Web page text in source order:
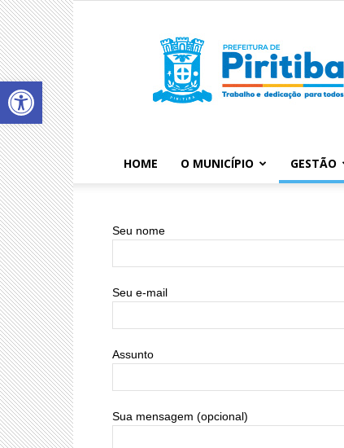
Abrir a barra de ferramentas
HOME O MUNICÍPIO GESTÃO
Seu nome
Seu e-mail
Assunto
Sua mensagem (opcional)